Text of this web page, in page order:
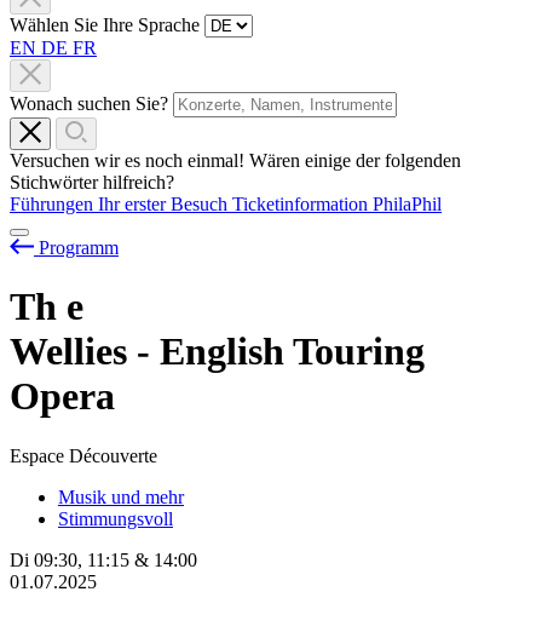
Wählen Sie Ihre Sprache
EN DE FR
Wonach suchen Sie?
Versuchen wir es noch einmal! Wären einige der folgenden
Stichwörter hilfreich?
Führungen Ihr erster Besuch Ticketinformation PhilaPhil
Programm
Th e
Wellies - English Touring
Opera
Espace Découverte
Musik und mehr
Stimmungsvoll
Di 09:30, 11:15 & 14:00
01.07.2025